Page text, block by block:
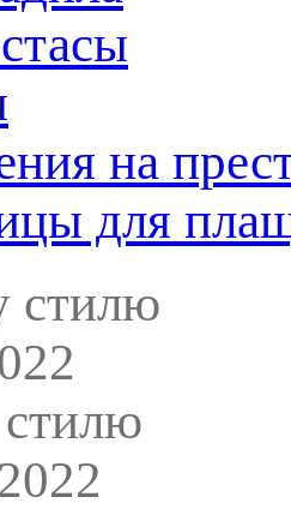
на
для
стилю